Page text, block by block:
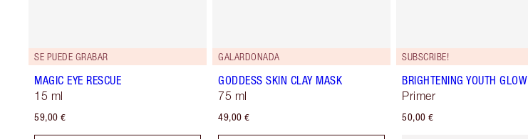
SE PUEDE GRABAR
MAGIC EYE RESCUE
15 ml
59,00 €
GALARDONADA
GODDESS SKIN CLAY MASK
75 ml
49,00 €
SUBSCRIBE!
BRIGHTENING YOUTH GLOW
Primer
50,00 €